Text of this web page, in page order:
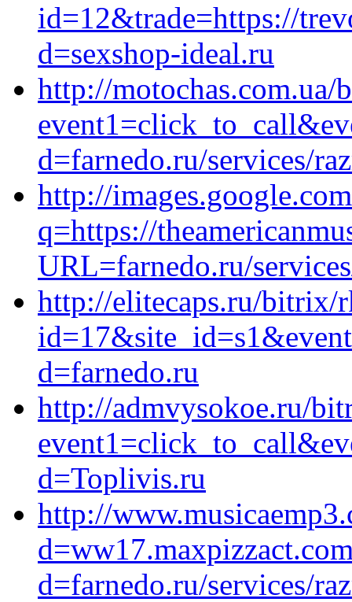
id=12&trade=https://
d=sexshop-ideal.ru
http://
d=farnedo.ru/services/
http://
q=https://
URL=farnedo.ru/
http://elitecaps.ru/bitrix/
d=farnedo.ru
http://admvysokoe.ru/
d=Toplivis.ru
http://
d=farnedo.ru/services/